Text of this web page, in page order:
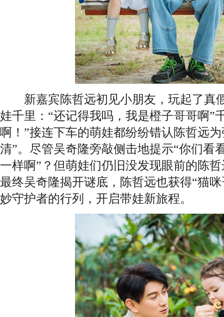
新嘉宾陈哲远初见小朋友，玩起了真
娃千里：“还记得我吗，我是橙子哥哥啊”
啊！”接连下车的萌娃都纷纷错认陈哲远
清”。尽管吴奇隆旁敲侧击地提示“你们看
一样啊”？但萌娃们仍旧没发现眼前的陈
最终吴奇隆揭开谜底，陈哲远也获得“猫
妙守护者的行列，开启带娃新旅程。